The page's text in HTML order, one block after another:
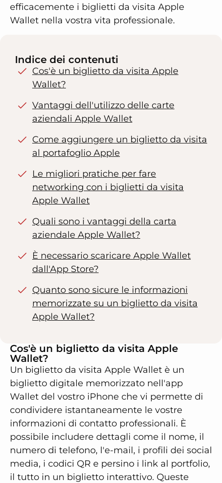
efficacemente i biglietti da visita Apple
Wallet nella vostra vita professionale.
Indice dei contenuti
Cos'è un biglietto da visita Apple
Wallet?
Vantaggi dell'utilizzo delle carte
aziendali Apple Wallet
Come aggiungere un biglietto da visita
al portafoglio Apple
Le migliori pratiche per fare
networking con i biglietti da visita
Apple Wallet
Quali sono i vantaggi della carta
aziendale Apple Wallet?
È necessario scaricare Apple Wallet
dall'App Store?
Quanto sono sicure le informazioni
memorizzate su un biglietto da visita
Apple Wallet?
Cos'è un biglietto da visita Apple
Wallet?
Un biglietto da visita Apple Wallet è un
biglietto digitale memorizzato nell'app
Wallet del vostro iPhone che vi permette di
condividere istantaneamente le vostre
informazioni di contatto professionali. È
possibile includere dettagli come il nome, il
numero di telefono, l'e-mail, i profili dei social
media, i codici QR e persino i link al portfolio,
il tutto in un biglietto interattivo. Queste